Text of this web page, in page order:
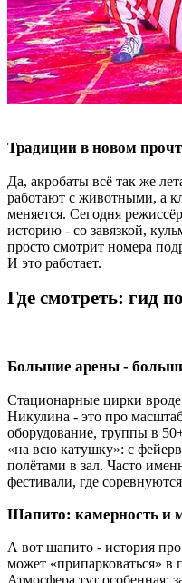
Традиции в новом
Да, акробаты всё так же
работают с животными, а
меняется. Сегодня
историю - со завязкой,
просто смотрит номера
И это работает.
Где смотреть: гид
Большие арены -
Стационарные цирки
Никулина - это про
оборудование, труппы в
«на всю катушку»: с
полётами в зал. Часто
фестивали, где
Шапито: камерность и
А вот шапито - история
может «припарковаться» в